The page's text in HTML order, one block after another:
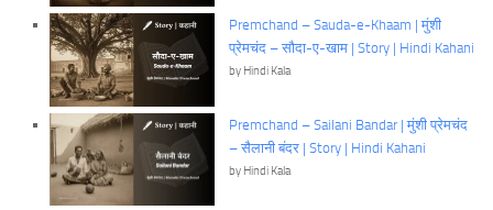
Premchand – Sauda-e-Khaam | मुंशी
प्रेमचंद – सौदा-ए-खाम | Story | Hindi Kahani
by Hindi Kala
Premchand – Sailani Bandar | मुंशी प्रेमचंद
– सैलानी बंदर | Story | Hindi Kahani
by Hindi Kala